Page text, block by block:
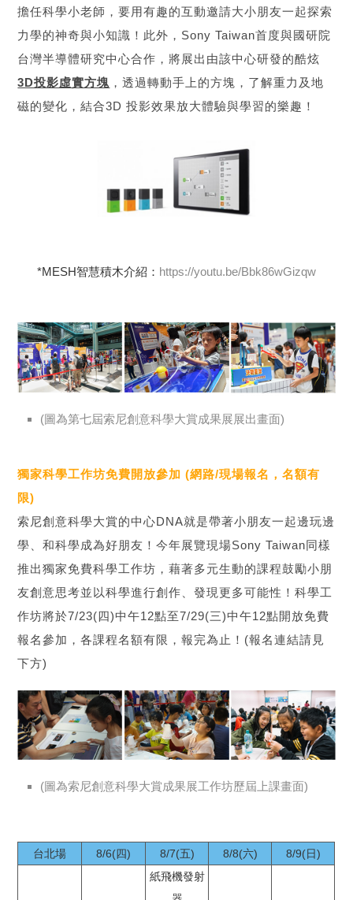
擔任科學小老師，要用有趣的互動邀請大小朋友一起探索
力學的神奇與小知識！此外，Sony Taiwan首度與國研院
台灣半導體研究中心合作，將展出由該中心研發的酷炫
3D投影虛實方塊 ，透過轉動手上的方塊，了解重力及地
磁的變化，結合3D 投影效果放大體驗與學習的樂趣！
*MESH智慧積木介紹： https://youtu.be/Bbk86wGizqw
(圖為第七屆索尼創意科學大賞成果展展出畫面)
獨家科學工作坊免費開放參加 (網路/現場報名，名額有
限)
索尼創意科學大賞的中心DNA就是帶著小朋友一起邊玩邊
學、和科學成為好朋友！今年展覽現場Sony Taiwan同樣
推出獨家免費科學工作坊，藉著多元生動的課程鼓勵小朋
友創意思考並以科學進行創作、發現更多可能性！科學工
作坊將於7/23(四)中午12點至7/29(三)中午12點開放免費
報名參加，各課程名額有限，報完為止！(報名連結請見
下方)
(圖為索尼創意科學大賞成果展工作坊歷屆上課畫面)
台北場 8/6(四) 8/7(五) 8/8(六)
8/9(日)
紙飛機發射